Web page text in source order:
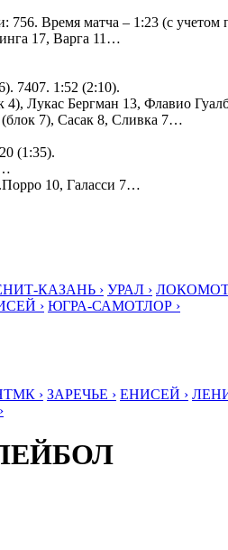
756. Время матча – 1:23 (с
17, Варга 11…
7407. 1:52 (2:10).
Лукас Бергман 13, Флавио
7), Сасак 8, Сливка 7…
(1:35).
10, Галасси 7…
КАЗАНЬ › УРАЛ ›
› ЮГРА-САМОТЛОР ›
› ЗАРЕЧЬЕ › ЕНИСЕЙ ›